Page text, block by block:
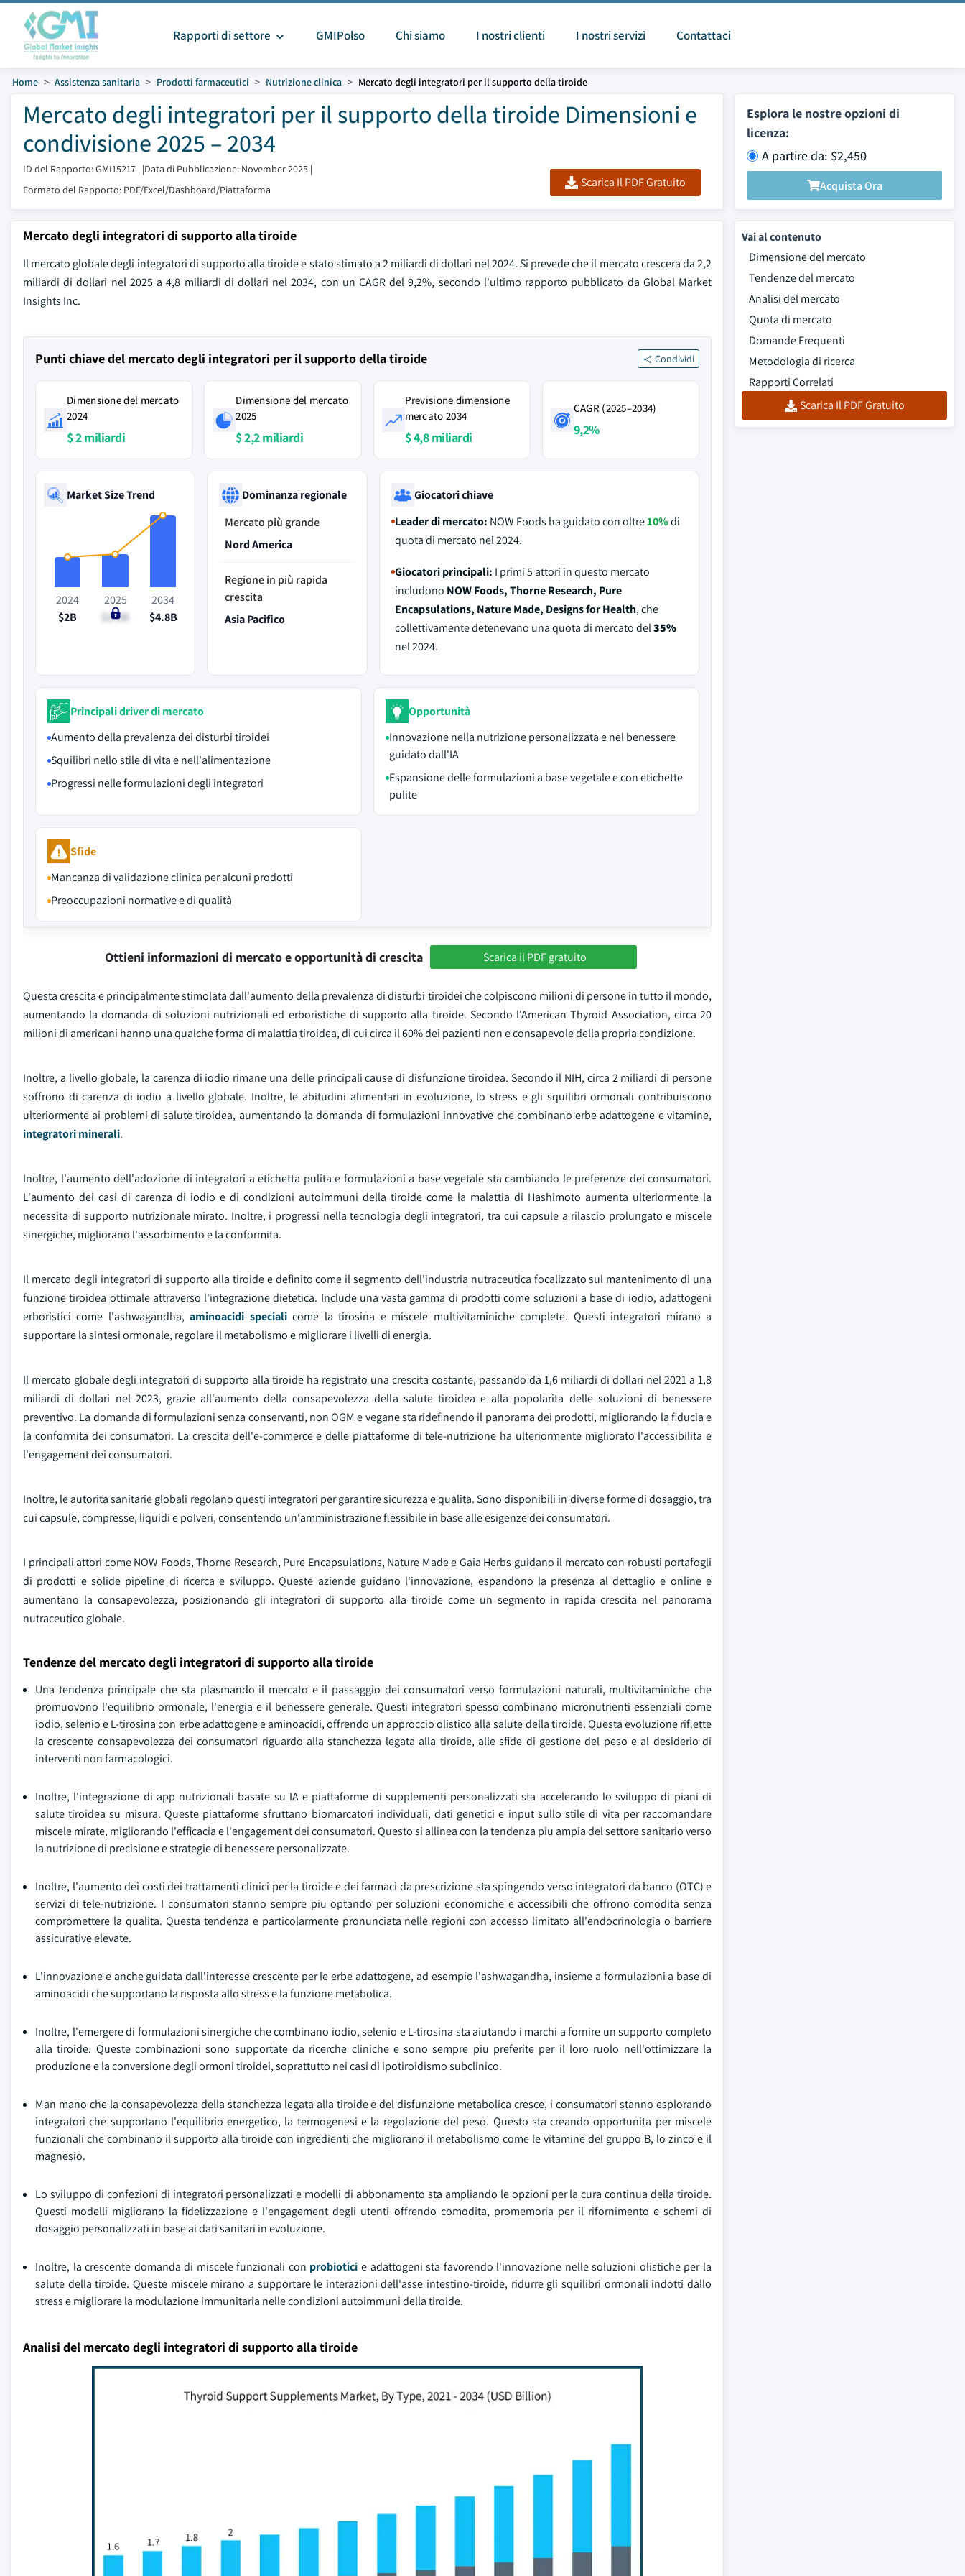
Rapporti di settore GMIPolso Chi siamo I nostri clienti I nostri servizi Contattaci
Home Assistenza sanitaria Prodotti farmaceutici Nutrizione clinica Mercato degli integratori per il supporto della tiroide
Mercato degli integratori per il supporto della tiroide Dimensioni e
condivisione 2025 – 2034
ID del Rapporto: GMI15217 |Data di Pubblicazione: November 2025 |
Formato del Rapporto: PDF/Excel/Dashboard/Piattaforma
Scarica Il PDF Gratuito
Esplora le nostre opzioni di
licenza:
A partire da: $2,450
Acquista Ora
Mercato degli integratori di supporto alla tiroide
Il mercato globale degli integratori di supporto alla tiroide e stato stimato a 2 miliardi di dollari nel 2024. Si prevede che il mercato crescera da 2,2
miliardi di dollari nel 2025 a 4,8 miliardi di dollari nel 2034, con un CAGR del 9,2%, secondo l'ultimo rapporto pubblicato da Global Market
Insights Inc.
Punti chiave del mercato degli integratori per il supporto della tiroide Condividi
Dimensione del mercato
2024
$ 2 miliardi
Dimensione del mercato
2025
$ 2,2 miliardi
Previsione dimensione
mercato 2034
$ 4,8 miliardi
CAGR (2025–2034)
9,2%
Market Size Trend
2024
$2B
2025
$2.2B
2034
$4.8B
Dominanza regionale
Mercato più grande
Nord America
Regione in più rapida
crescita
Asia Pacifico
Giocatori chiave
Leader di mercato: NOW Foods ha guidato con oltre10%di
quota di mercato nel 2024.
Giocatori principali: I primi 5 attori in questo mercato
includono NOW Foods, Thorne Research, Pure
Encapsulations, Nature Made, Designs for Health, che
collettivamente detenevano una quota di mercato del35%
nel 2024.
Principali driver di mercato
Aumento della prevalenza dei disturbi tiroidei
Squilibri nello stile di vita e nell'alimentazione
Progressi nelle formulazioni degli integratori
Opportunità
Innovazione nella nutrizione personalizzata e nel benessere
guidato dall'IA
Espansione delle formulazioni a base vegetale e con etichette
pulite
Sfide
Mancanza di validazione clinica per alcuni prodotti
Preoccupazioni normative e di qualità
Ottieni informazioni di mercato e opportunità di crescita Scarica il PDF gratuito
Questa crescita e principalmente stimolata dall'aumento della prevalenza di disturbi tiroidei che colpiscono milioni di persone in tutto il mondo,
aumentando la domanda di soluzioni nutrizionali ed erboristiche di supporto alla tiroide. Secondo l'American Thyroid Association, circa 20
milioni di americani hanno una qualche forma di malattia tiroidea, di cui circa il 60% dei pazienti non e consapevole della propria condizione.
Inoltre, a livello globale, la carenza di iodio rimane una delle principali cause di disfunzione tiroidea. Secondo il NIH, circa 2 miliardi di persone
soffrono di carenza di iodio a livello globale. Inoltre, le abitudini alimentari in evoluzione, lo stress e gli squilibri ormonali contribuiscono
ulteriormente ai problemi di salute tiroidea, aumentando la domanda di formulazioni innovative che combinano erbe adattogene e vitamine,
integratori minerali.
Inoltre, l'aumento dell'adozione di integratori a etichetta pulita e formulazioni a base vegetale sta cambiando le preferenze dei consumatori.
L'aumento dei casi di carenza di iodio e di condizioni autoimmuni della tiroide come la malattia di Hashimoto aumenta ulteriormente la
necessita di supporto nutrizionale mirato. Inoltre, i progressi nella tecnologia degli integratori, tra cui capsule a rilascio prolungato e miscele
sinergiche, migliorano l'assorbimento e la conformita.
Il mercato degli integratori di supporto alla tiroide e definito come il segmento dell'industria nutraceutica focalizzato sul mantenimento di una
funzione tiroidea ottimale attraverso l'integrazione dietetica. Include una vasta gamma di prodotti come soluzioni a base di iodio, adattogeni
erboristici come l'ashwagandha,aminoacidi specialicome la tirosina e miscele multivitaminiche complete. Questi integratori mirano a
supportare la sintesi ormonale, regolare il metabolismo e migliorare i livelli di energia.
Il mercato globale degli integratori di supporto alla tiroide ha registrato una crescita costante, passando da 1,6 miliardi di dollari nel 2021 a 1,8
miliardi di dollari nel 2023, grazie all'aumento della consapevolezza della salute tiroidea e alla popolarita delle soluzioni di benessere
preventivo. La domanda di formulazioni senza conservanti, non OGM e vegane sta ridefinendo il panorama dei prodotti, migliorando la fiducia e
la conformita dei consumatori. La crescita dell'e-commerce e delle piattaforme di tele-nutrizione ha ulteriormente migliorato l'accessibilita e
l'engagement dei consumatori.
Inoltre, le autorita sanitarie globali regolano questi integratori per garantire sicurezza e qualita. Sono disponibili in diverse forme di dosaggio, tra
cui capsule, compresse, liquidi e polveri, consentendo un'amministrazione flessibile in base alle esigenze dei consumatori.
I principali attori come NOW Foods, Thorne Research, Pure Encapsulations, Nature Made e Gaia Herbs guidano il mercato con robusti portafogli
di prodotti e solide pipeline di ricerca e sviluppo. Queste aziende guidano l'innovazione, espandono la presenza al dettaglio e online e
aumentano la consapevolezza, posizionando gli integratori di supporto alla tiroide come un segmento in rapida crescita nel panorama
nutraceutico globale.
Tendenze del mercato degli integratori di supporto alla tiroide
Una tendenza principale che sta plasmando il mercato e il passaggio dei consumatori verso formulazioni naturali, multivitaminiche che
promuovono l'equilibrio ormonale, l'energia e il benessere generale. Questi integratori spesso combinano micronutrienti essenziali come
iodio, selenio e L-tirosina con erbe adattogene e aminoacidi, offrendo un approccio olistico alla salute della tiroide. Questa evoluzione riflette
la crescente consapevolezza dei consumatori riguardo alla stanchezza legata alla tiroide, alle sfide di gestione del peso e al desiderio di
interventi non farmacologici.
Inoltre, l'integrazione di app nutrizionali basate su IA e piattaforme di supplementi personalizzati sta accelerando lo sviluppo di piani di
salute tiroidea su misura. Queste piattaforme sfruttano biomarcatori individuali, dati genetici e input sullo stile di vita per raccomandare
miscele mirate, migliorando l'efficacia e l'engagement dei consumatori. Questo si allinea con la tendenza piu ampia del settore sanitario verso
la nutrizione di precisione e strategie di benessere personalizzate.
Inoltre, l'aumento dei costi dei trattamenti clinici per la tiroide e dei farmaci da prescrizione sta spingendo verso integratori da banco (OTC) e
servizi di tele-nutrizione. I consumatori stanno sempre piu optando per soluzioni economiche e accessibili che offrono comodita senza
compromettere la qualita. Questa tendenza e particolarmente pronunciata nelle regioni con accesso limitato all'endocrinologia o barriere
assicurative elevate.
L'innovazione e anche guidata dall'interesse crescente per le erbe adattogene, ad esempio l'ashwagandha, insieme a formulazioni a base di
aminoacidi che supportano la risposta allo stress e la funzione metabolica.
Inoltre, l'emergere di formulazioni sinergiche che combinano iodio, selenio e L-tirosina sta aiutando i marchi a fornire un supporto completo
alla tiroide. Queste combinazioni sono supportate da ricerche cliniche e sono sempre piu preferite per il loro ruolo nell'ottimizzare la
produzione e la conversione degli ormoni tiroidei, soprattutto nei casi di ipotiroidismo subclinico.
Man mano che la consapevolezza della stanchezza legata alla tiroide e del disfunzione metabolica cresce, i consumatori stanno esplorando
integratori che supportano l'equilibrio energetico, la termogenesi e la regolazione del peso. Questo sta creando opportunita per miscele
funzionali che combinano il supporto alla tiroide con ingredienti che migliorano il metabolismo come le vitamine del gruppo B, lo zinco e il
magnesio.
Lo sviluppo di confezioni di integratori personalizzati e modelli di abbonamento sta ampliando le opzioni per la cura continua della tiroide.
Questi modelli migliorano la fidelizzazione e l'engagement degli utenti offrendo comodita, promemoria per il rifornimento e schemi di
dosaggio personalizzati in base ai dati sanitari in evoluzione.
Inoltre, la crescente domanda di miscele funzionali con probiotici e adattogeni sta favorendo l'innovazione nelle soluzioni olistiche per la
salute della tiroide. Queste miscele mirano a supportare le interazioni dell'asse intestino-tiroide, ridurre gli squilibri ormonali indotti dallo
stress e migliorare la modulazione immunitaria nelle condizioni autoimmuni della tiroide.
Analisi del mercato degli integratori di supporto alla tiroide
Vai al contenuto
Dimensione del mercato
Tendenze del mercato
Analisi del mercato
Quota di mercato
Domande Frequenti
Metodologia di ricerca
Rapporti Correlati
Scarica Il PDF Gratuito